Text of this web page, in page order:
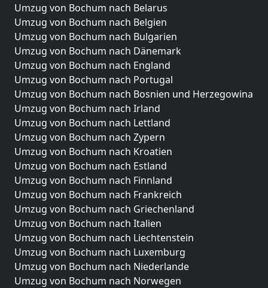
Umzug von Bochum nach Belarus
Umzug von Bochum nach Belgien
Umzug von Bochum nach Bulgarien
Umzug von Bochum nach Dänemark
Umzug von Bochum nach England
Umzug von Bochum nach Portugal
Umzug von Bochum nach Bosnien und Herzegowina
Umzug von Bochum nach Irland
Umzug von Bochum nach Lettland
Umzug von Bochum nach Zypern
Umzug von Bochum nach Kroatien
Umzug von Bochum nach Estland
Umzug von Bochum nach Finnland
Umzug von Bochum nach Frankreich
Umzug von Bochum nach Griechenland
Umzug von Bochum nach Italien
Umzug von Bochum nach Liechtenstein
Umzug von Bochum nach Luxemburg
Umzug von Bochum nach Niederlande
Umzug von Bochum nach Norwegen